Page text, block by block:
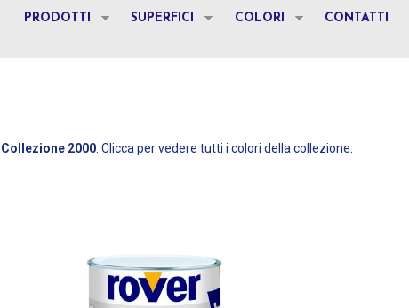
PRODOTTI SUPERFICI COLORI CONTATTI
Collezione 2000. Clicca per vedere tutti i colori della collezione.